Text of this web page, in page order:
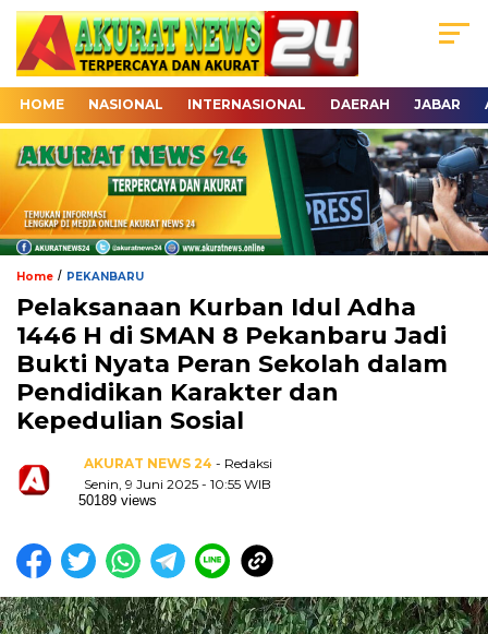
HOME NASIONAL INTERNASIONAL DAERAH JABAR
Home / PEKANBARU
Pelaksanaan Kurban Idul Adha
1446 H di SMAN 8 Pekanbaru Jadi
Bukti Nyata Peran Sekolah dalam
Pendidikan Karakter dan
Kepedulian Sosial
AKURAT NEWS 24 - Redaksi
Senin, 9 Juni 2025 - 10:55 WIB
50189 views